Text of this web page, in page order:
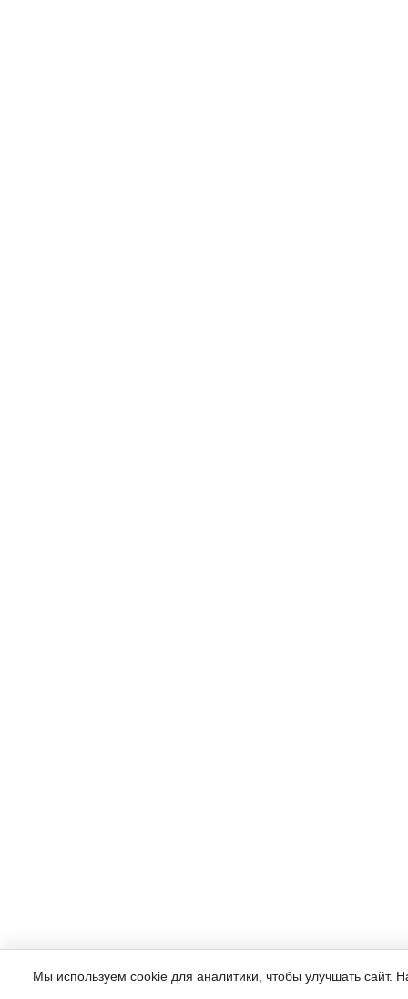
Мы используем cookie для аналитики, чтобы улучшать сайт.